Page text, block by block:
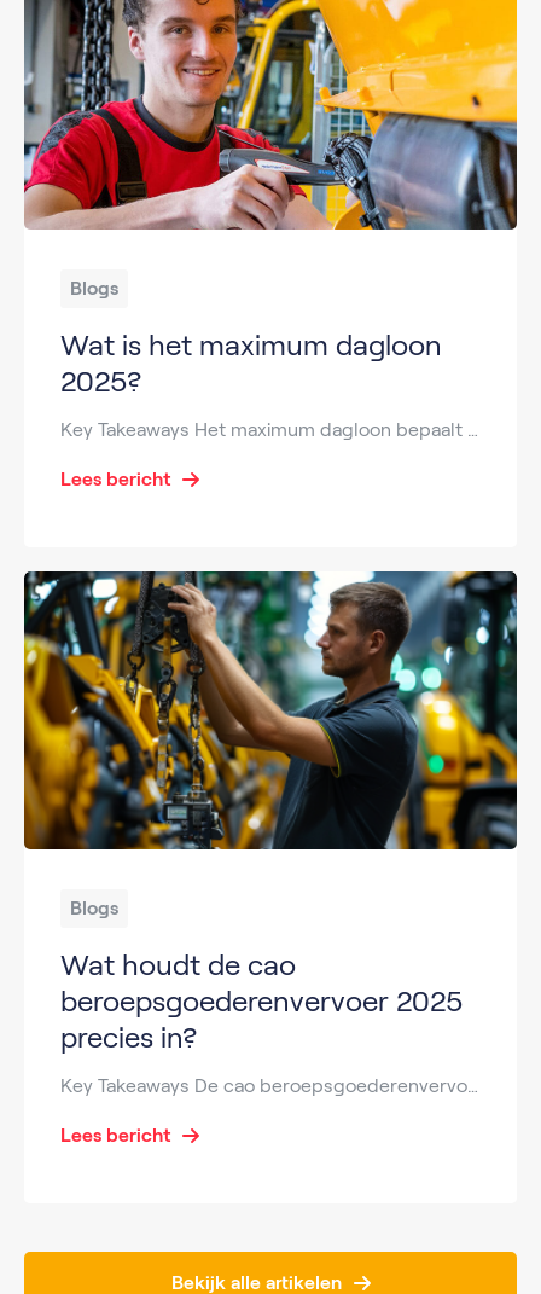
Blogs
Wat is het maximum dagloon
2025?
Lees bericht
Blogs
Wat houdt de cao
beroepsgoederenvervoer 2025
precies in?
Lees bericht
Bekijk alle artikelen